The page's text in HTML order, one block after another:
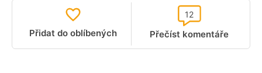
Přidat do oblíbených Přečíst komentáře
12